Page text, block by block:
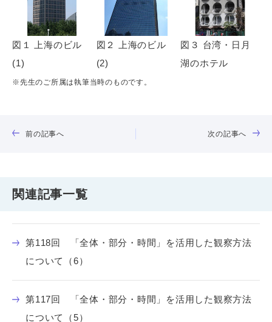
図１ 上海のビル
(1)
図２ 上海のビル
(2)
図３ 台湾・日月
湖のホテル
※先生のご所属は執筆当時のものです。
前の記事へ 次の記事へ
関連記事一覧
第118回 「全体・部分・時間」を活用した観察方法
について（6）
第117回 「全体・部分・時間」を活用した観察方法
について（5）